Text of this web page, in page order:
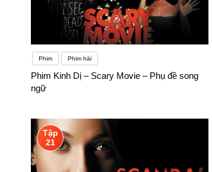
Phim Phim hài
Phim Kinh Dị – Scary Movie – Phụ đề song
ngữ
Tập
21